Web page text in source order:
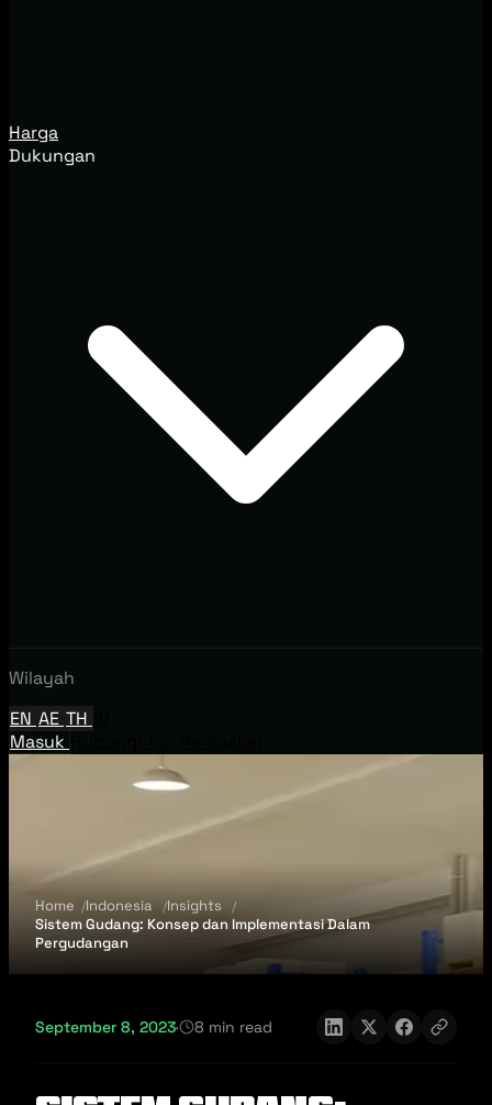
Harga
Dukungan
Wilayah
EN AE TH
Masuk
Home Indonesia
Insights
Sistem Gudang: Konsep dan Implementasi Dalam
Pergudangan
September 8, 2023· 8 min read